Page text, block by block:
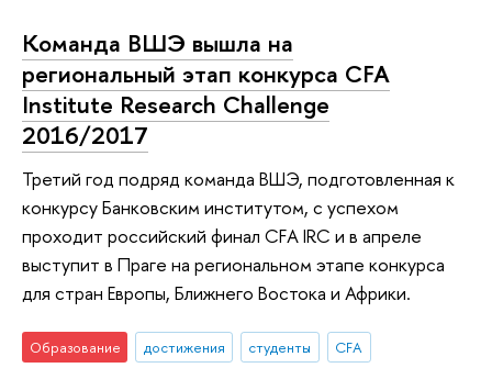
Команда ВШЭ вышла на
региональный этап конкурса CFA
Institute Research Challenge
2016/2017
Третий год подряд команда ВШЭ, подготовленная к
конкурсу Банковским институтом, с успехом
проходит российский финал CFA IRC и в апреле
выступит в Праге на региональном этапе конкурса
для стран Европы, Ближнего Востока и Африки.
Образование достижения студенты CFA